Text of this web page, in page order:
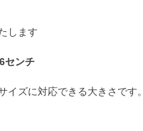
します
センチ
ズに対応できる大きさです。